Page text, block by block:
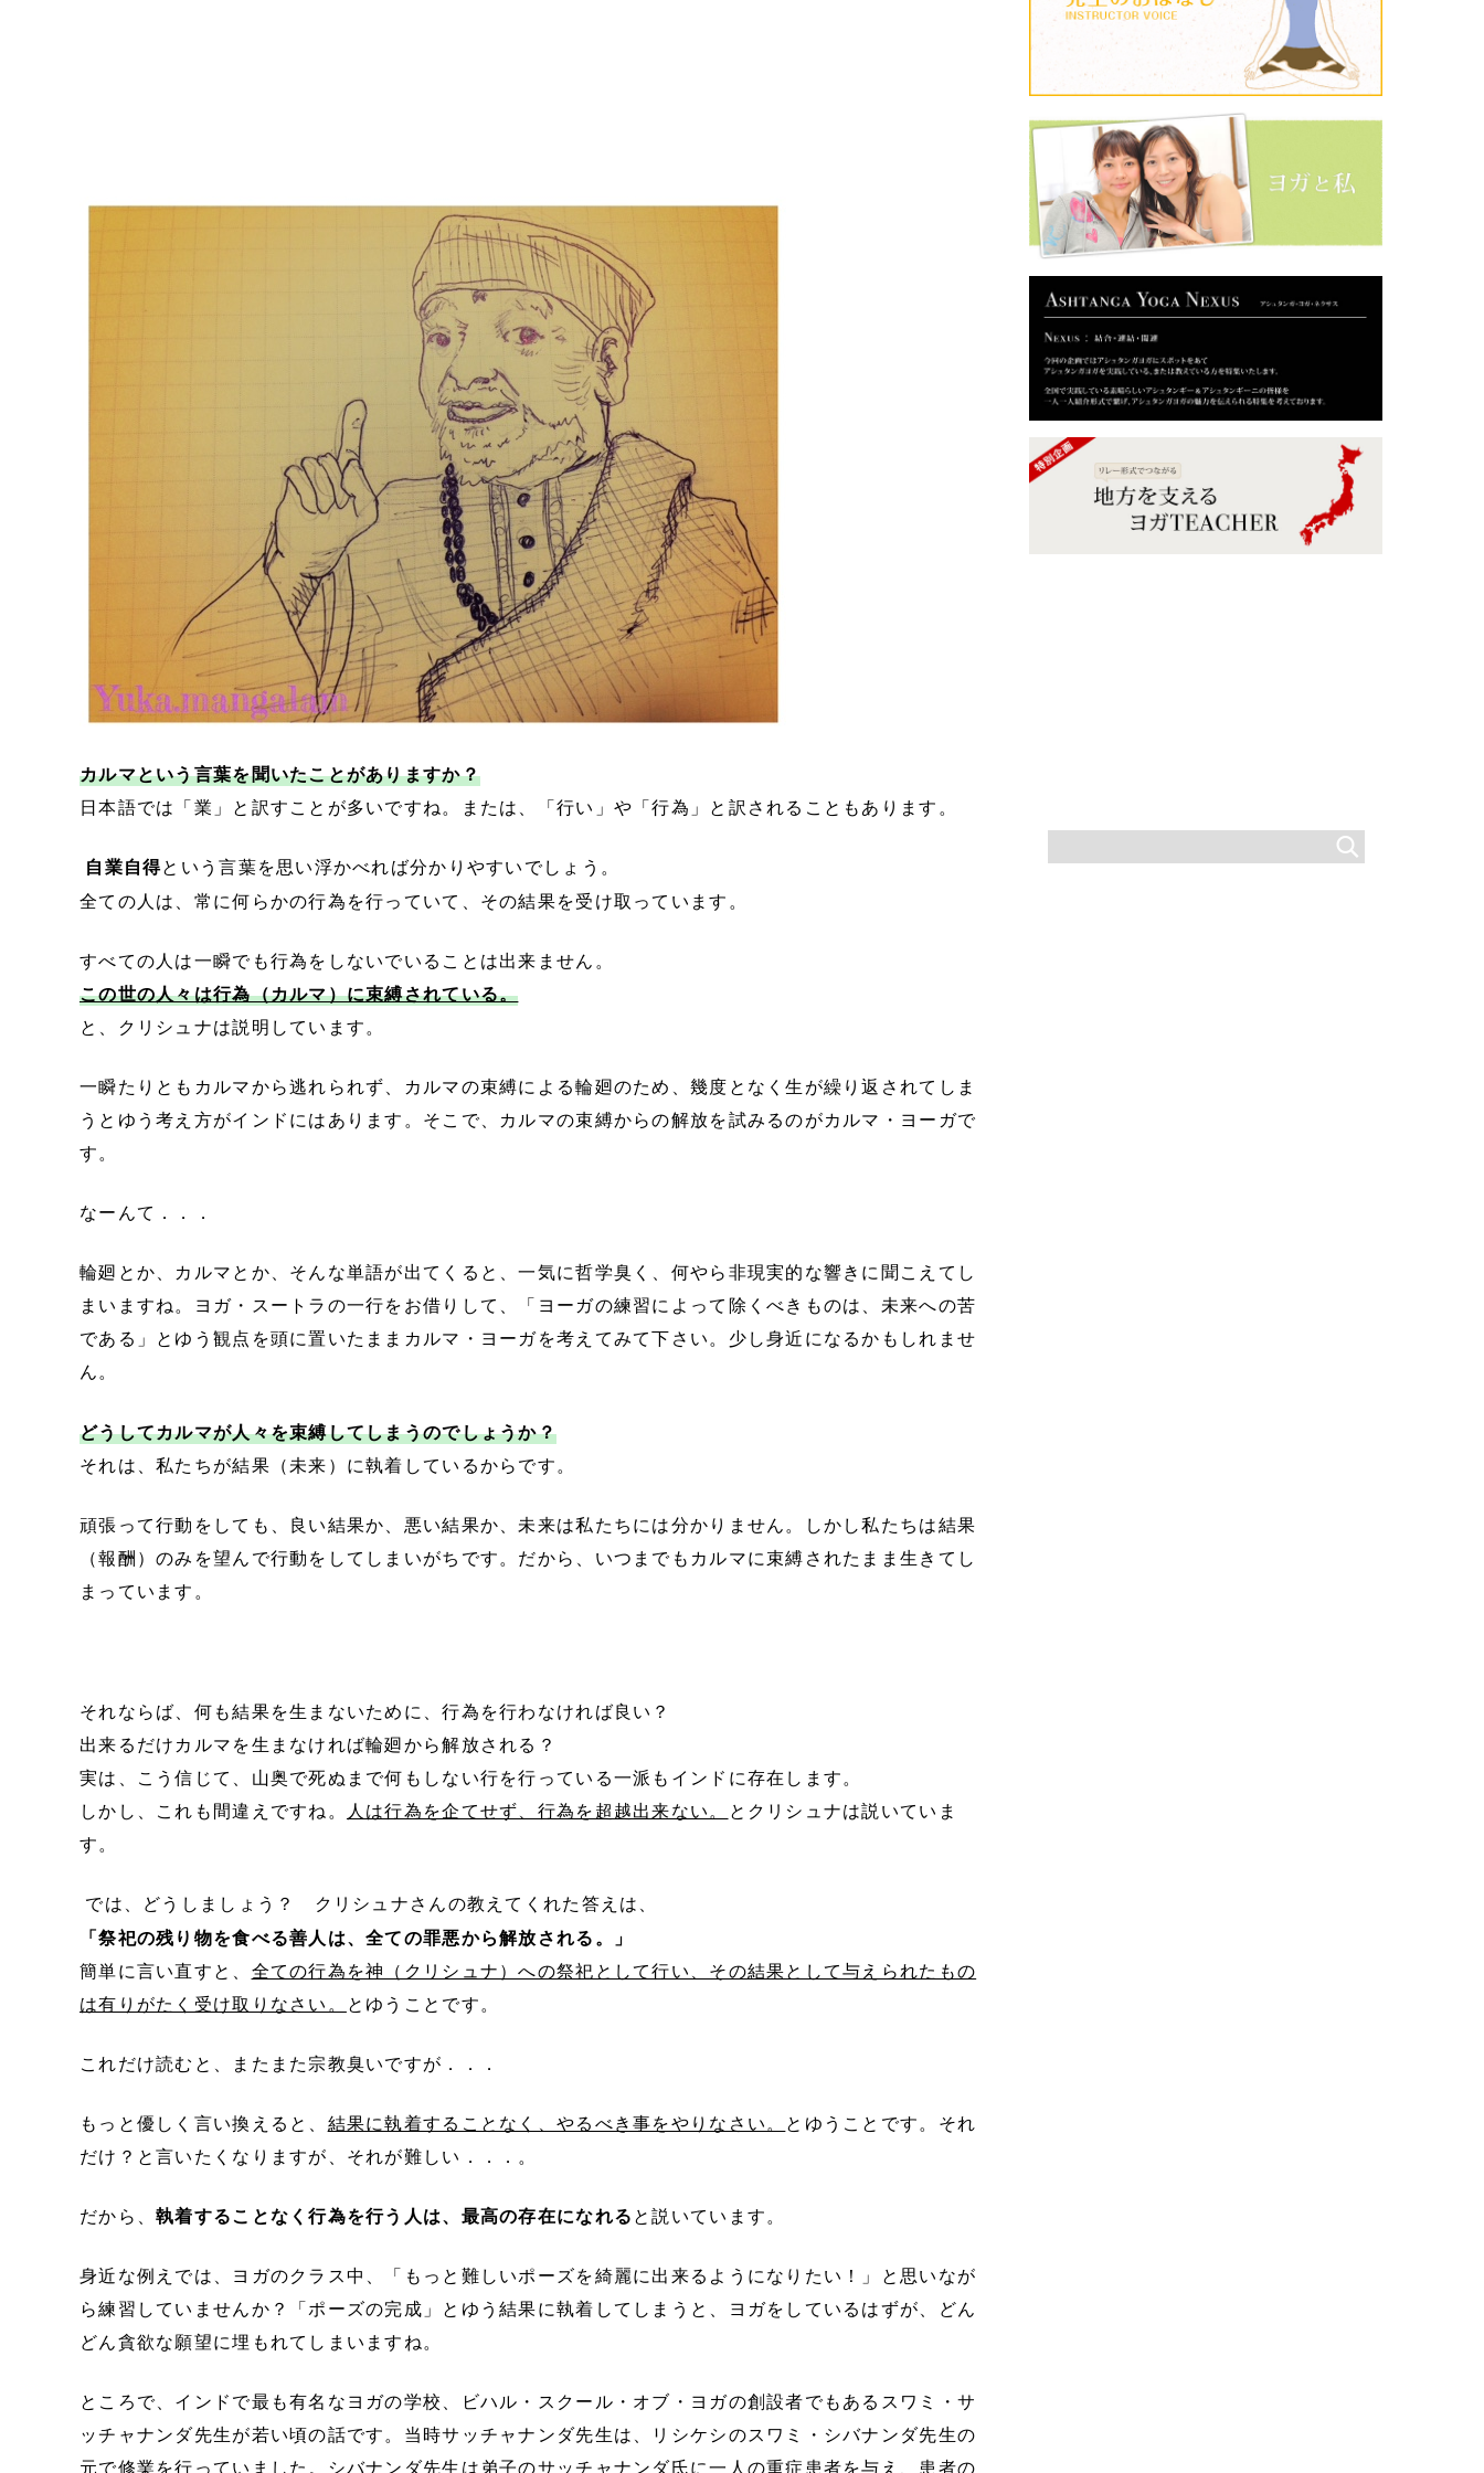
カルマという言葉を聞いたことがありますか？
日本語では「業」と訳すことが多いですね。または、「行い」や「行為」と訳されることもあります。
自業自得という言葉を思い浮かべれば分かりやすいでしょう。
全ての人は、常に何らかの行為を行っていて、その結果を受け取っています。
すべての人は一瞬でも行為をしないでいることは出来ません。
この世の人々は行為（カルマ）に束縛されている。
と、クリシュナは説明しています。
一瞬たりともカルマから逃れられず、カルマの束縛による輪廻のため、幾度となく生が繰り返されてしま
うとゆう考え方がインドにはあります。そこで、カルマの束縛からの解放を試みるのがカルマ・ヨーガで
す。
なーんて．．．
輪廻とか、カルマとか、そんな単語が出てくると、一気に哲学臭く、何やら非現実的な響きに聞こえてし
まいますね。
ヨガ・スートラの一行をお借りして、「ヨーガの練習によって除くべきものは、未来への苦
である」とゆう観点を頭に置いたままカルマ・ヨーガを考えてみて下さい。少し身近になるかもしれませ
ん。
どうしてカルマが人々を束縛してしまうのでしょうか？
それは、私たちが結果（未来）に執着しているからです。
頑張って行動をしても、良い結果か、悪い結果か、未来は私たちには分かりません。しかし私たちは結果
（報酬）のみを望んで行動をしてしまいがちです。だから、いつまでもカルマに束縛されたまま生きてし
まっています。
それならば、何も結果を生まないために、行為を行わなければ良い？
出来るだけカルマを生まなければ輪廻から解放される？
実は、こう信じて、山奥で死ぬまで何もしない行を行っている一派もインドに存在します。
しかし、これも間違えですね。 人は行為を企てせず、行為を超越出来ない。
とクリシュナは説いていま
す。
では、どうしましょう？ クリシュナさんの教えてくれた答えは、
「祭祀の残り物を食べる善人は、全ての罪悪から解放される。」
簡単に言い直すと、 全ての行為を神（クリシュナ）への祭祀として行い、その結果として与えられたもの
は有りがたく受け取りなさい。 とゆうことです。
これだけ読むと、またまた宗教臭いですが．．．
もっと優しく言い換えると、 結果に執着することなく、やるべき事をやりなさい。 とゆうことです。それ
だけ？と言いたくなりますが、それが難しい．．．。
だから、執着することなく行為を行う人は、最高の存在になれると説いています。
身近な例えでは、ヨガのクラス中、「もっと難しいポーズを綺麗に出来るようになりたい！」と思いなが
ら練習していませんか？「ポーズの完成」とゆう結果に執着してしまうと、ヨガをしているはずが、どん
どん貪欲な願望に埋もれてしまいますね。
ところで、インドで最も有名なヨガの学校、ビハル・スクール・オブ・ヨガの創設者でもあるスワミ・サ
ッチャナンダ先生が若い頃の話です。 当時サッチャナンダ先生は、リシケシのスワミ・シバナンダ先生の
元で修業を行っていました。
シバナンダ先生は弟子のサッチャナンダ氏に一人の重症患者を与え、患者の